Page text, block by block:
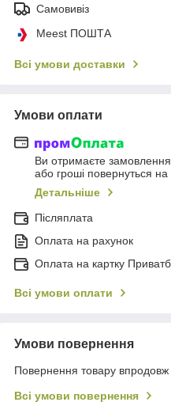
Самовивіз
Meest ПОШТА
Всі умови доставки
Умови оплати
Ви отримаєте замовлення
або гроші повернуться на
Детальніше
Післяплата
Оплата на рахунок
Оплата на картку
Всі умови оплати
Умови повернення
Повернення товару впродовж
Всі умови повернення